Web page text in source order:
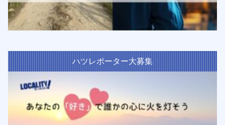
ハツレポーター大募集